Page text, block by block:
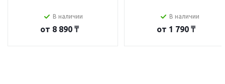
В наличии
от 8 890 ₸
В наличии
от 1 790 ₸